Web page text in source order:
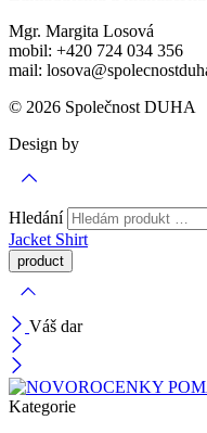
Mgr. Margita Losová
mobil: +420 724 034 356
mail:
© 2026 Společnost DUHA
Design by
Hledání
Jacket Shirt
Váš dar
Kategorie